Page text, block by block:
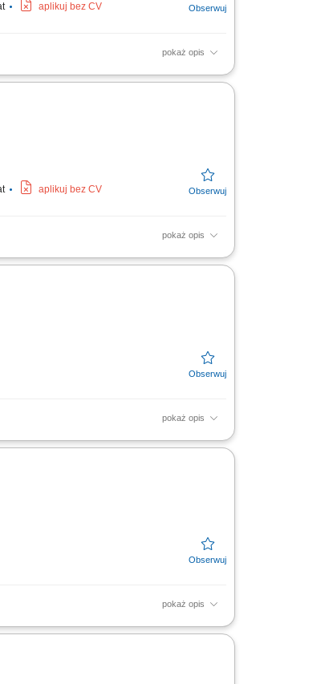
aplikuj bez CV
pokaż opis
Transport gabarytów, maszyn
aplikuj bez CV
pokaż opis
na terenie Niemiec. Obsługa
pokaż opis
sprzętu; Współpraca z brygadą na
pokaż opis
obsługa dokumentów